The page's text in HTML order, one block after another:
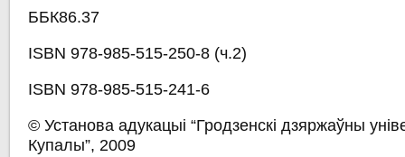
ББК86.37
ISBN 978-985-515-250-8 (ч.2)
ISBN 978-985-515-241-6
© Установа адукацыі “Гродзенскі дзяржаўны
Купалы”, 2009